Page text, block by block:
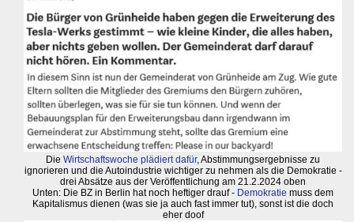
DieWirtschaftswoche plädiert dafür, Abstimmungsergebnisse zu
ignorieren und die Autoindustrie wichtiger zu nehmen als die Demokratie -
drei Absätze aus der Veröffentlichung am 21.2.2024 oben
Unten: Die BZ in Berlin hat noch heftiger drauf - Demokratie muss dem
Kapitalismus dienen (was sie ja auch fast immer tut), sonst ist die doch
eher doof